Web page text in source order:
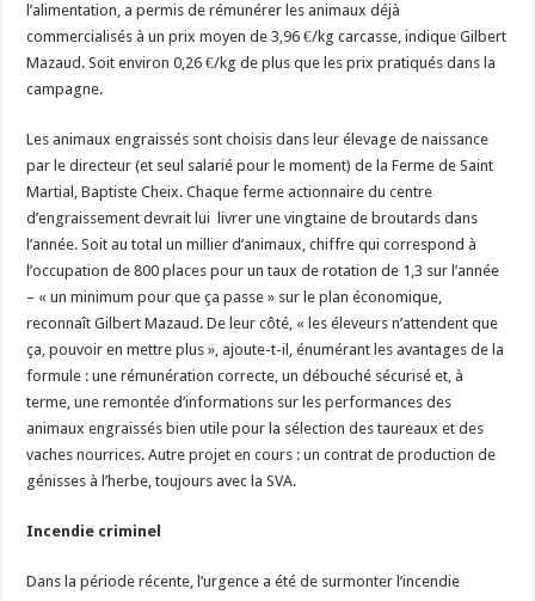
l’alimentation, a permis de rémunérer les animaux déjà
commercialisés à un prix moyen de 3,96 €/kg carcasse, indique Gilbert
Mazaud. Soit environ 0,26 €/kg de plus que les prix pratiqués dans la
campagne.
Les animaux engraissés sont choisis dans leur élevage de naissance
par le directeur (et seul salarié pour le moment) de la Ferme de Saint
Martial, Baptiste Cheix. Chaque ferme actionnaire du centre
d’engraissement devrait lui livrer une vingtaine de broutards dans
l’année. Soit au total un millier d’animaux, chiffre qui correspond à
l’occupation de 800 places pour un taux de rotation de 1,3 sur l’année
– « un minimum pour que ça passe » sur le plan économique,
reconnaît Gilbert Mazaud. De leur côté, « les éleveurs n’attendent que
ça, pouvoir en mettre plus », ajoute-t-il, énumérant les avantages de la
formule : une rémunération correcte, un débouché sécurisé et, à
terme, une remontée d’informations sur les performances des
animaux engraissés bien utile pour la sélection des taureaux et des
vaches nourrices. Autre projet en cours : un contrat de production de
génisses à l’herbe, toujours avec la SVA.
Incendie criminel
Dans la période récente, l’urgence a été de surmonter l’incendie